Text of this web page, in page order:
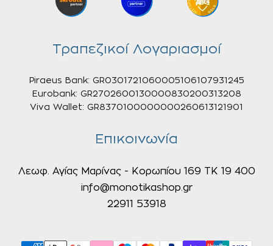
Τραπεζικοί Λογαριασμοί
Piraeus Bank: GR0301721060005106107931245
Eurobank: GR2702600130000830200313208
Viva Wallet: GR8370100000000260613121901
Επικοινωνία
Λεωφ. Αγίας Μαρίνας - Κορωπίου 169 ΤΚ 19 400
info@monotikashop.gr
22911 53918